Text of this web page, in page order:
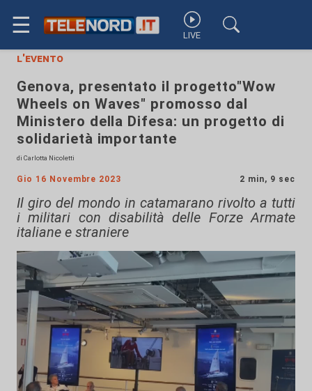
☰ LIVE
l'evento
Genova, presentato il progetto"Wow
Wheels on Waves" promosso dal
Ministero della Difesa: un progetto di
solidarietà importante
di Carlotta Nicoletti
Gio 16 Novembre 2023 2 min, 9 sec
Il giro del mondo in catamarano rivolto a tutti
i militari con disabilità delle Forze Armate
italiane e straniere